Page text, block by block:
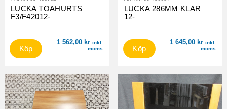
LUCKA TOAHURTS
F3/F42012-
1 562,00 kr inkl.
moms
Köp
LUCKA 286MM KLAR
12-
1 645,00 kr inkl.
moms
Köp